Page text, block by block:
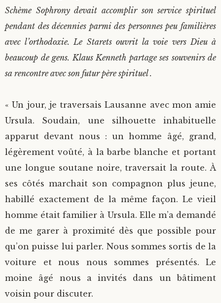
Schème Sophrony devait accomplir son service spirituel
pendant des décennies parmi des personnes peu familières
avec l’orthodoxie. Le Starets ouvrit la voie vers Dieu à
beaucoup de gens. Klaus Kenneth partage ses souvenirs de
sa rencontre avec son futur père spirituel .
« Un jour, je traversais Lausanne avec mon amie
Ursula. Soudain, une silhouette inhabituelle
apparut devant nous : un homme âgé, grand,
légèrement voûté, à la barbe blanche et portant
une longue soutane noire, traversait la route. À
ses côtés marchait son compagnon plus jeune,
habillé exactement de la même façon. Le vieil
homme était familier à Ursula. Elle m’a demandé
de me garer à proximité dès que possible pour
qu’on puisse lui parler. Nous sommes sortis de la
voiture et nous nous sommes présentés. Le
moine âgé nous a invités dans un bâtiment
voisin pour discuter.